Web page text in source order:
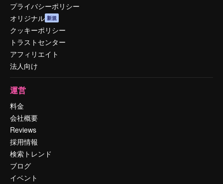
プライバシーポリシー
オリジナル 新規
クッキーポリシー
トラストセンター
アフィリエイト
法人向け
運営
料金
会社概要
Reviews
採用情報
検索トレンド
ブログ
イベント